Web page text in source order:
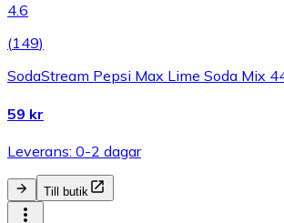
4.6
(149)
SodaStream Pepsi Max Lime Soda Mix
59 kr
Leverans: 0-2 dagar
Till butik